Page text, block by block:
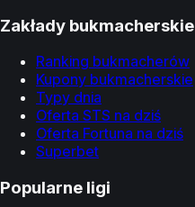
Zakłady bukmacherskie
Ranking bukmacherów
Kupony bukmacherskie
Typy dnia
Oferta STS na dziś
Oferta Fortuna na dziś
Superbet
Popularne ligi